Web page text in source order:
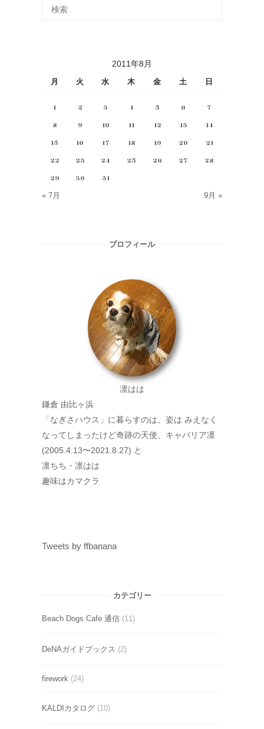
2011年8月
月 火 水 木 金 土 日
1 2 3 4 5 6
7
8
9 10 11 12 13
14
15
16 17 18 19 20
21
22
23 24 25 26 27
28
29
30 31
« 7月 9月 »
プロフィール
凛はは
鎌倉 由比ヶ浜
「なぎさハウス」に暮らすのは、姿は みえなく
なってしまったけど奇跡の天使、キャバリア凛
(2005.4.13〜2021.8.27) と
凛ちち・凛はは
趣味はカマクラ
Tweets by ffbanana
カテゴリー
Beach Dogs Cafe 通信 (11)
DeNAガイドブックス (2)
firework (24)
KALDIカタログ (10)